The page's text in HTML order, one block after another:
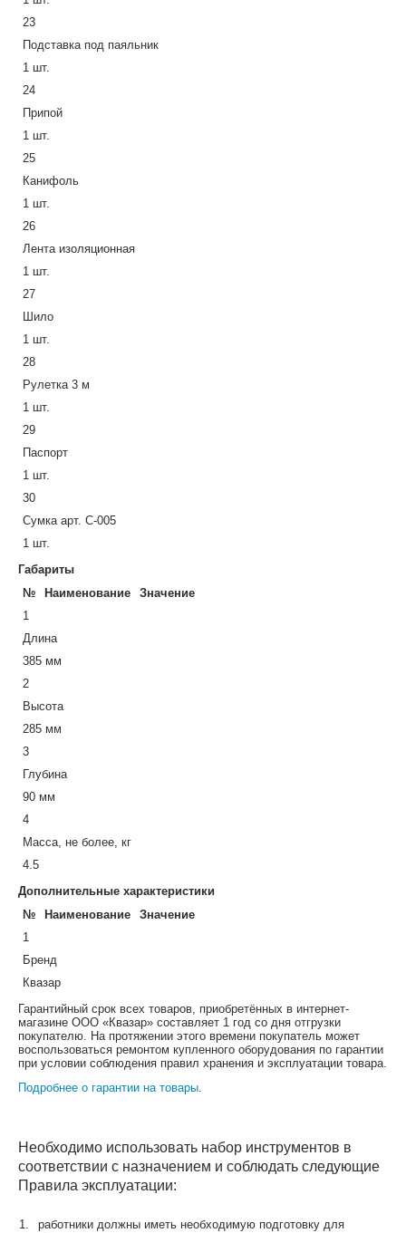
23
Подставка под паяльник
1 шт.
24
Припой
1 шт.
25
Канифоль
1 шт.
26
Лента изоляционная
1 шт.
27
Шило
1 шт.
28
Рулетка 3 м
1 шт.
29
Паспорт
1 шт.
30
Сумка арт. С-005
1 шт.
Габариты
№
Наименование
Значение
1
Длина
385 мм
2
Высота
285 мм
3
Глубина
90 мм
4
Масса, не более, кг
4.5
Дополнительные характеристики
№
Наименование
Значение
1
Бренд
Квазар
Гарантийный срок всех товаров, приобретённых в интернет-
магазине ООО «Квазар» составляет 1 год со дня отгрузки
покупателю. На протяжении этого времени покупатель может
воспользоваться ремонтом купленного оборудования по гарантии
при условии соблюдения правил хранения и эксплуатации товара.
Подробнее о гарантии на товары.
Необходимо использовать набор инструментов в
соответствии с назначением и соблюдать следующие
Правила эксплуатации:
1.
работники должны иметь необходимую подготовку для